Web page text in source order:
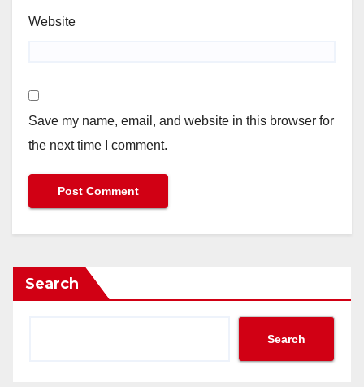
Website
Save my name, email, and website in this browser for
the next time I comment.
Search
Search